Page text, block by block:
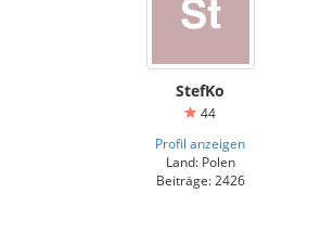
StefKo
44
Profil anzeigen
Land: Polen
Beiträge: 2426